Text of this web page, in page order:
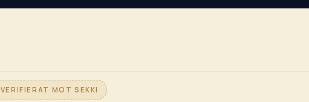
VERIFIERAT MOT SEKKI